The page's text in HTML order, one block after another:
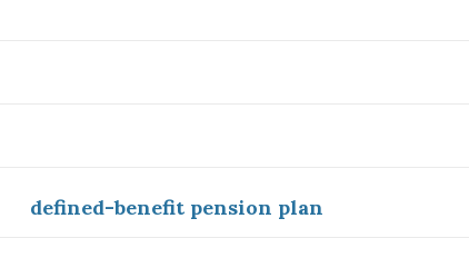
defined-benefit pension plan